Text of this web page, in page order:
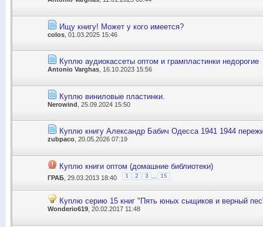
Ищу книгу! Может у кого имеется?
colos , 01.03.2025 15:46
Куплю аудиокассеты оптом и грампластинки недорогие
Antonio Varghas, 16.10.2023 15:56
Куплю виниловые пластинки.
Nerowind , 25.09.2024 15:50
Куплю книгу Александр Бабич Одесса 1941 1944
zubpaco , 20.05.2026 07:19
Куплю книги оптом (домашние библиотеки)
ГРАБ , 29.03.2013 18:40 1 2 3 15
Куплю серию 15 книг "Пять юных сыщиков и верный
Wonderio619 , 20.02.2017 11:48